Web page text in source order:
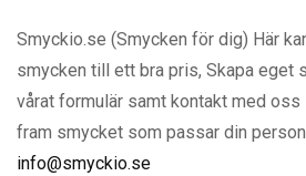
Smyckio.se (Smycken för dig) Här
smycken till ett bra pris, Skapa eget
vårat formulär samt kontakt med oss
fram smycket som passar din
info@smyckio.se